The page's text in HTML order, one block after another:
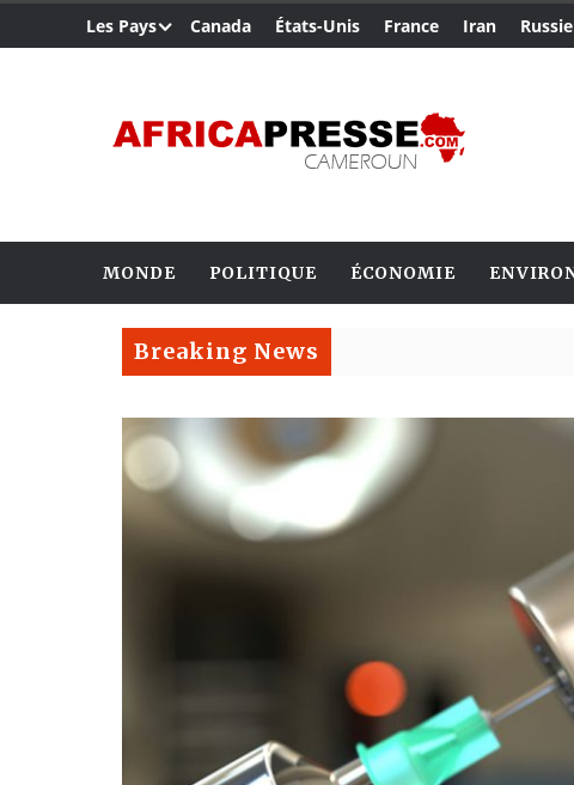
Les Pays Canada États-Unis France Iran Russie
MONDE POLITIQUE ÉCONOMIE
Breaking News